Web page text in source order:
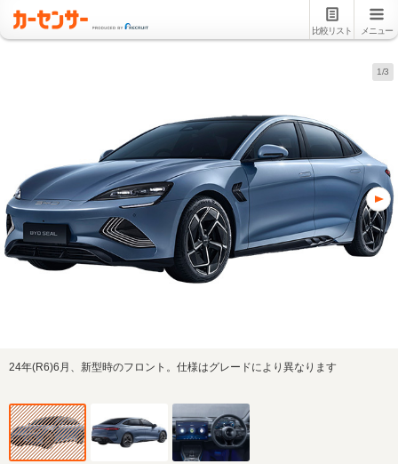
比較リスト メニュー
1/3
24年(R6)6月、新型時のフロント。仕様はグレードにより異なります